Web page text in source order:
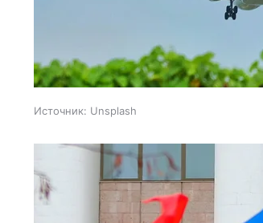
Источник: Unsplash